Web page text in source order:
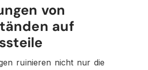
von
auf
ruinieren nicht nur die